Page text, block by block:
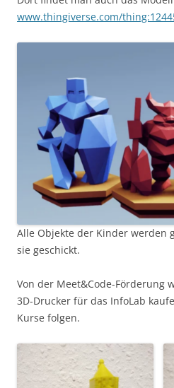
www.thingiverse.com/
Alle Objekte der Kinder werden
sie geschickt.
Von der Meet&Code-Förderung
3D-Drucker für das InfoLab
Kurse folgen.